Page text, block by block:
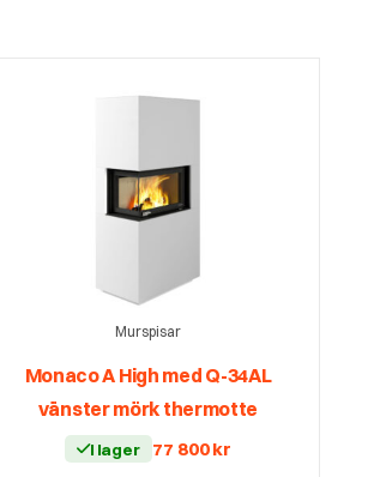
Murspisar
Monaco A High med Q-34AL
vänster mörk thermotte
I lager 77 800kr